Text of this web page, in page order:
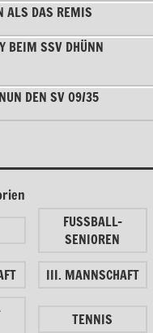
ALS DAS REMIS
BEIM SSV DHÜNN
DEN SV 09/35
FUSSBALL-
SENIOREN
III. MANNSCHAFT
TENNIS